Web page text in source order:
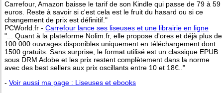
Carrefour, Amazon baisse le tarif de son Kindle qui passe de 79 à 59
euros. Reste à savoir si c'est cela est le fruit du hasard ou si ce
changement de prix est définitif."
PCWorld.fr - Carrefour lance ses liseuses et une librairie en ligne
"... Quant à la plateforme Nolim.fr, elle propose d'ores et déjà plus de
100.000 ouvrages disponibles uniquement en téléchargement dont
1500 gratuits. Sans surprise, le format utilisé est un classique EPUB
sous DRM Adobe et les prix restent complètement dans la norme
avec des best sellers aux prix oscillants entre 10 et 18€.."
- Voir aussi ma page : Liseuses et ebooks